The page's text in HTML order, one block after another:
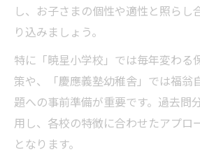
し、お子さまの個性や適性と照らし
り込みましょう。
特に「暁星小学校」では毎年変わる
策や、「慶應義塾幼稚舎」では福翁
題への事前準備が重要です。過去問
用し、各校の特徴に合わせたアプロ
となります。